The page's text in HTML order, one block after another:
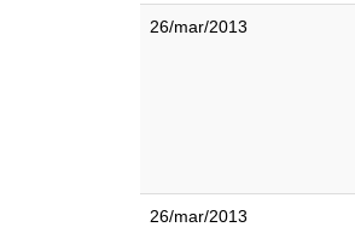
26/mar/2013
26/mar/2013